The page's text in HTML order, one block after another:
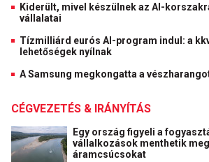
Kiderült, mivel készülnek az AI-
vállalatai
Tízmilliárd eurós AI-program indul: a
lehetőségek nyílnak
A Samsung megkongatta a
CÉGVEZETÉS & IRÁNYÍTÁS
Egy ország figyeli a
vállalkozások menthetik
áramcsúcsokat